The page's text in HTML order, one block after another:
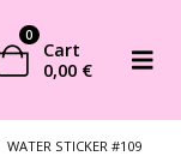
0
Cart
0,00 €
WATER STICKER #109